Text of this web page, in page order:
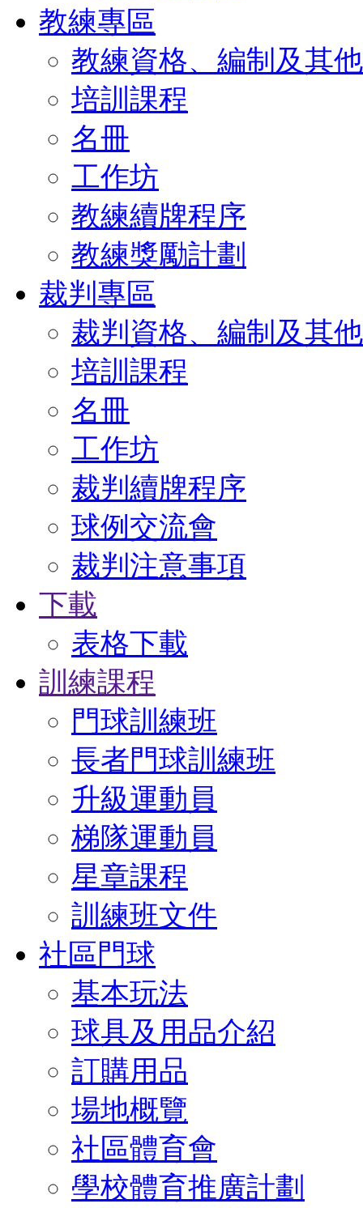
教練專區
教練資格、編制及其
培訓課程
名冊
工作坊
教練續牌程序
教練獎勵計劃
裁判專區
裁判資格、編制及其
培訓課程
名冊
工作坊
裁判續牌程序
球例交流會
裁判注意事項
下載
表格下載
訓練課程
門球訓練班
長者門球訓練班
升級運動員
梯隊運動員
星章課程
訓練班文件
社區門球
基本玩法
球具及用品介紹
訂購用品
場地概覽
社區體育會
學校體育推廣計劃